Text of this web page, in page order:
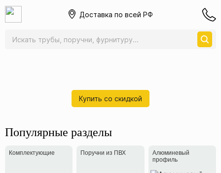
Доставка по всей РФ
Купить со скидкой
Популярные разделы
Комплектующие Поручни из ПВХ
Алюминевый
профиль